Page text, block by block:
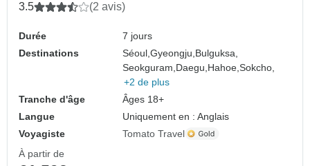
3.5 (2 avis)
Durée
7 jours
Destinations
Séoul,Gyeongju, Bulguksa,
Seokguram, Daegu, Hahoe,Sokcho,
+2 de plus
Tranche d'âge
Âges 18+
Langue
Uniquement en : Anglais
Voyagiste
Tomato Travel
À partir de